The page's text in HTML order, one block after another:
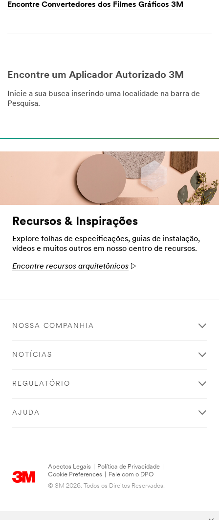
Encontre Convertedores dos Filmes Gráficos 3M
Encontre um Aplicador Autorizado 3M
Inicie a sua busca inserindo uma localidade na barra de
Pesquisa.
Recursos & Inspirações
Explore folhas de especificações, guias de instalação,
vídeos e muitos outros em nosso centro de recursos.
Encontre recursos arquitetônicos
NOSSA COMPANHIA
NOTÍCIAS
REGULATÓRIO
AJUDA
Apectos Legais Política de Privacidade
Cookie Preferences
Fale com o DPO
© 3M 2026. Todos os Direitos Reservados.